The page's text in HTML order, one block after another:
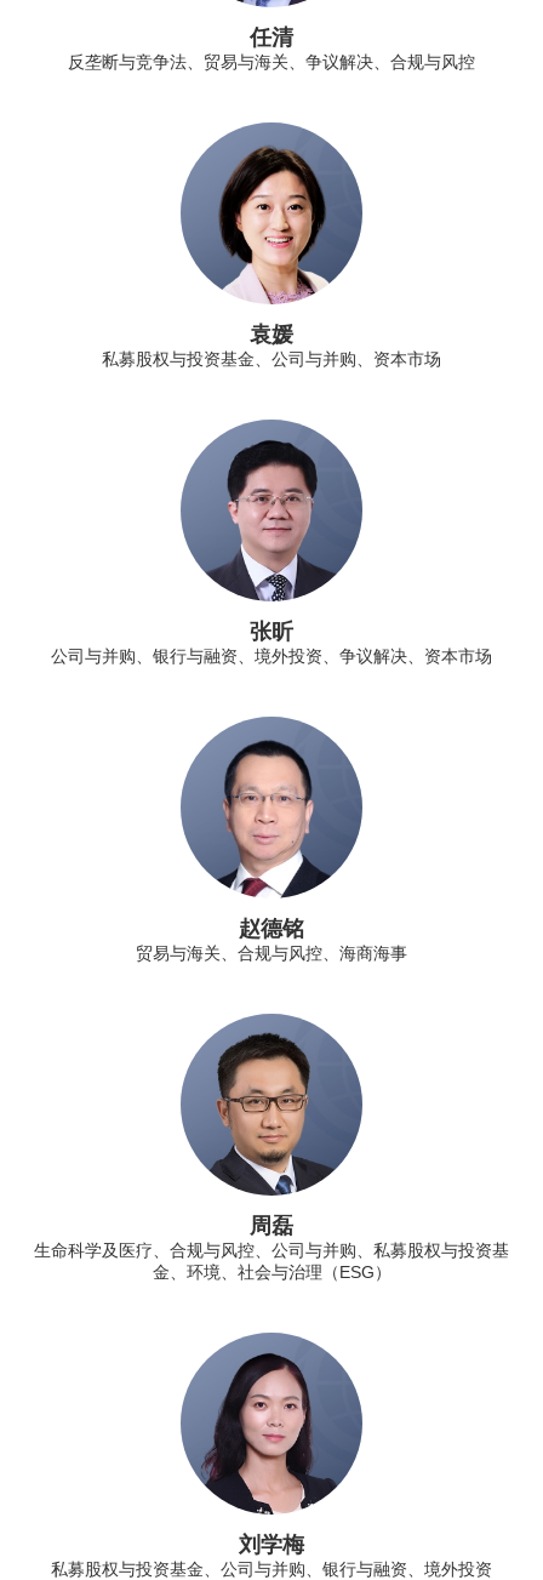
任清
反垄断与竞争法、贸易与海关、争议解决、合规与风控
袁媛
私募股权与投资基金、公司与并购、资本市场
张昕
公司与并购、银行与融资、境外投资、争议解决、资本市场
赵德铭
贸易与海关、合规与风控、海商海事
周磊
生命科学及医疗、合规与风控、公司与并购、私募股权与投资基
金、环境、社会与治理（ESG）
刘学梅
私募股权与投资基金、公司与并购、银行与融资、境外投资